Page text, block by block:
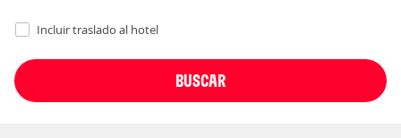
Incluir traslado al hotel